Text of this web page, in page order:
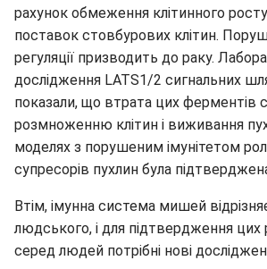
рахунок обмеження клітинного
поставок стовбурових клітин.
регуляції призводить до раку.
дослідження LATS1/2 сигнальних
показали, що втрата цих ферментів
розмноженню клітин і виживання
моделях з порушеним імунітетом
супресорів пухлин була
Втім, імунна система мишей
людського, і для підтвердження цих
серед людей потрібні нові